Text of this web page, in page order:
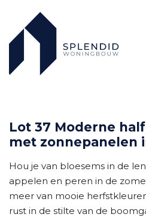
Lot 37 Moderne
met zonnepanelen
Hou je van bloesems in de
appelen en peren in de
meer van mooie
rust in de stilte van de